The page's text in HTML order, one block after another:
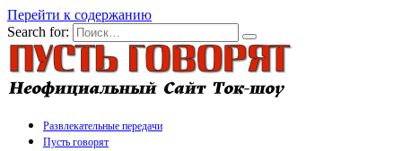
Перейти к содержанию
Search for:
Развлекательные передачи
Пусть говорят